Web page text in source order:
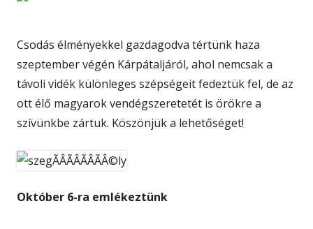
Csodás élményekkel gazdagodva tértünk haza
szeptember végén Kárpátaljáról, ahol nemcsak a
távoli vidék különleges szépségeit fedeztük fel, de az
ott élő magyarok vendégszeretetét is örökre a
szívünkbe zártuk. Köszönjük a lehetőséget!
Október 6-ra emlékeztünk